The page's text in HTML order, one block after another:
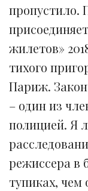
пропустило.
жилетов»
тихого
Париж.
– один из
полицией. Я
режиссера в
тупиках,